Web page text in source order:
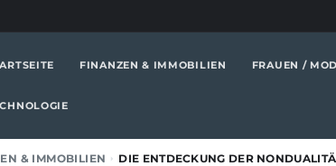
FINANZEN & IMMOBILIEN FRAUEN /
& IMMOBILIEN DIE ENTDECKUNG DER